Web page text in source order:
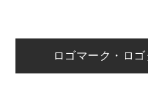
投ロゴマーク・ロ